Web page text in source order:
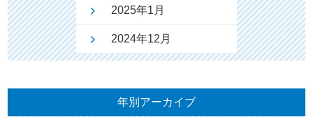
2025年1月
2024年12月
年別アーカイブ